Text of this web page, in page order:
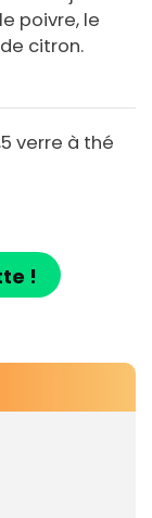
poivre, le
citron.
verre à thé
!